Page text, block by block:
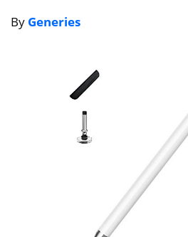
By Generies